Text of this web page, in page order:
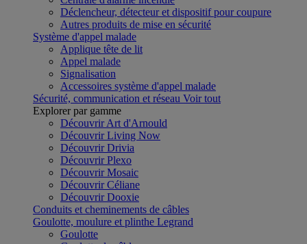
Déclencheur, détecteur et dispositif pour coupure
Autres produits de mise en sécurité
Système d'appel malade
Applique tête de lit
Appel malade
Signalisation
Accessoires système d'appel malade
Sécurité, communication et réseau Voir tout
Explorer par gamme
Découvrir Art d'Arnould
Découvrir Living Now
Découvrir Drivia
Découvrir Plexo
Découvrir Mosaic
Découvrir Céliane
Découvrir Dooxie
Conduits et cheminements de câbles
Goulotte, moulure et plinthe Legrand
Goulotte